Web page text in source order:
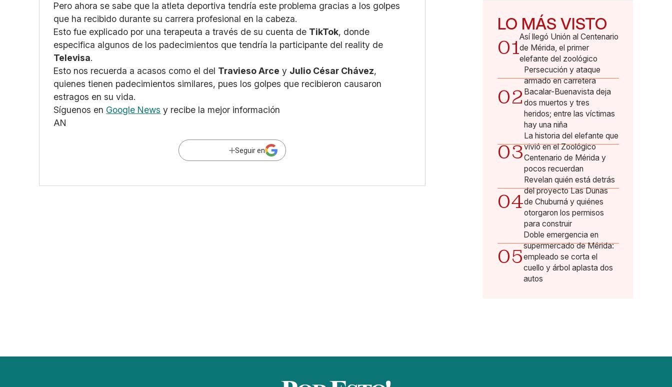
Pero ahora se sabe que la atleta deportiva tendría este problema gracias a los golpes
que ha recibido durante su carrera profesional en la cabeza.
Esto fue explicado por una terapeuta a través de su cuenta de TikTok, donde
especifica algunos de los padecimientos que tendría la participante del reality de
Televisa.
Esto nos recuerda a acasos como el del Travieso Arce y Julio César Chávez,
quienes tienen padecimientos similares, pues los golpes que recibieron causaron
estragos en su vida.
Síguenos en Google News y recibe la mejor información
AN
Seguir en
LO MÁS VISTO
01Así llegó Unión al Centenario
de Mérida, el primer
elefante del zoológico
02
Persecución y ataque
armado en carretera
Bacalar-Buenavista deja
dos muertos y tres
heridos; entre las víctimas
hay una niña
03
La historia del elefante que
vivió en el Zoológico
Centenario de Mérida y
pocos recuerdan
04
Revelan quién está detrás
del proyecto Las Dunas
de Chuburná y quiénes
otorgaron los permisos
para construir
05
Doble emergencia en
supermercado de Mérida:
empleado se corta el
cuello y árbol aplasta dos
autos